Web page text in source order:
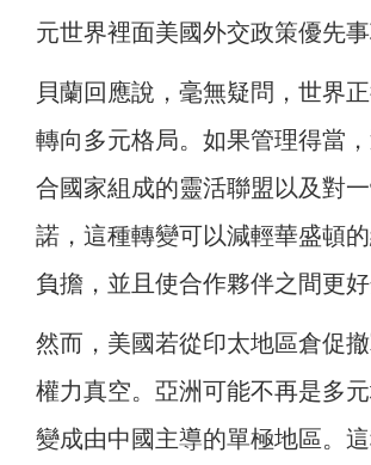
元世界裡面美國外交政策優先事
貝蘭回應說，毫無疑問，世界
轉向多元格局。如果管理得當
合國家組成的靈活聯盟以及對
諾，這種轉變可以減輕華盛頓
負擔，並且使合作夥伴之間更好
然而，美國若從印太地區倉促
權力真空。亞洲可能不再是多
變成由中國主導的單極地區。